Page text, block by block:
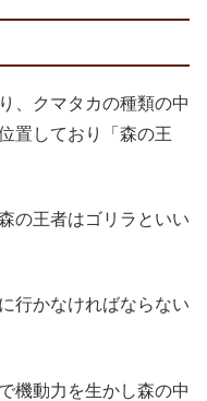
、クマタカの種類の中
置しており「森の王
の王者はゴリラといい
行かなければならない
機動力を生かし森の中